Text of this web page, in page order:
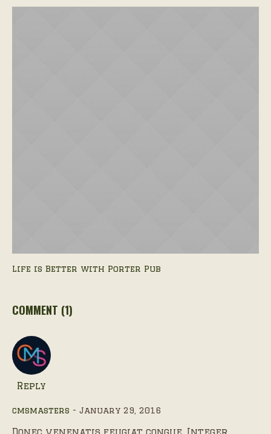
Life is Better with Porter Pub
COMMENT (1)
Reply
cmsmasters January 29, 2016
Donec venenatis feugiat congue. Integer